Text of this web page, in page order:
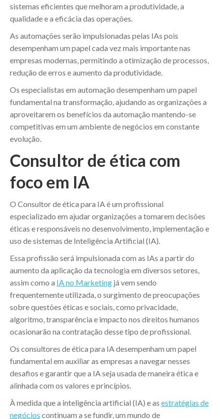
sistemas eficientes que melhoram a produtividade, a
qualidade e a eficácia das operações.
As automações serão impulsionadas pelas IAs pois
desempenham um papel cada vez mais importante nas
empresas modernas, permitindo a otimização de processos,
redução de erros e aumento da produtividade.
Os especialistas em automação desempenham um papel
fundamental na transformação, ajudando as organizações a
aproveitarem os benefícios da automação mantendo-se
competitivas em um ambiente de negócios em constante
evolução.
Consultor de ética com
foco em IA
O Consultor de ética para IA é um profissional
especializado em ajudar organizações a tomarem decisões
éticas e responsáveis no desenvolvimento, implementação e
uso de sistemas de Inteligência Artificial (IA).
Essa profissão será impulsionada com as IAs a partir do
aumento da aplicação da tecnologia em diversos setores,
assim como a IA no Marketing já vem sendo
frequentemente utilizada, o surgimento de preocupações
sobre questões éticas e sociais, como privacidade,
algoritmo, transparência e impacto nos direitos humanos
ocasionarão na contratação desse tipo de profissional.
Os consultores de ética para IA desempenham um papel
fundamental em auxiliar as empresas a navegar nesses
desafios e garantir que a IA seja usada de maneira ética e
alinhada com os valores e princípios.
À medida que a inteligência artificial (IA) e as estratégias de
negócios continuam a se fundir, um mundo de